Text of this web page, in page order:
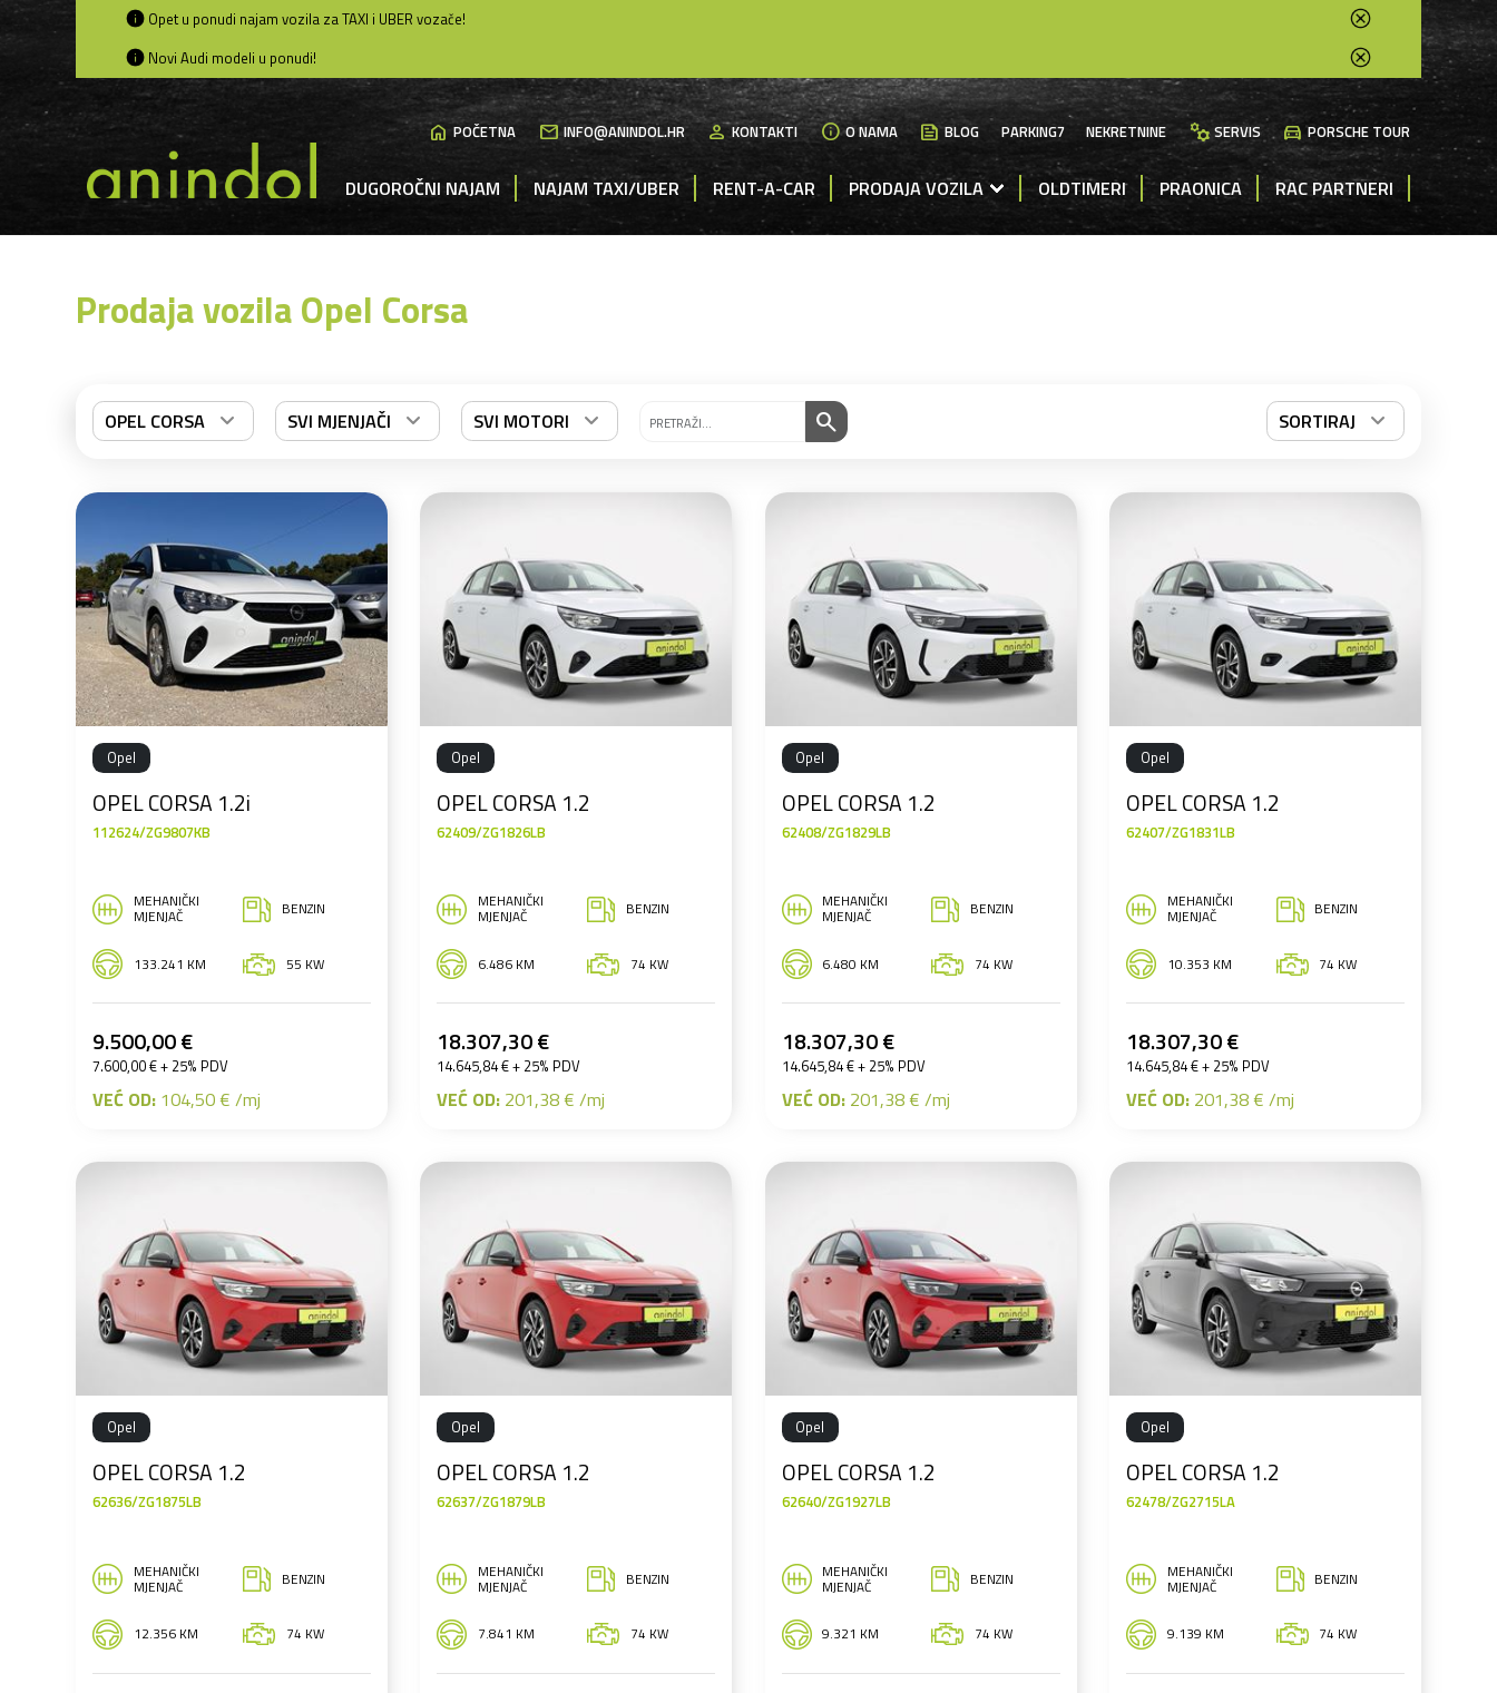
Opet u ponudi najam vozila za TAXI i UBER vozače!
Novi Audi modeli u ponudi!
homePOČETNA mailINFO@ANINDOL.HR personKONTAKTI infoO NAMA NewsBLOG PARKING7 NEKRETNINE manufacturingSERVIS directions_car PORSCHE TOUR
DUGOROČNI NAJAM NAJAM TAXI/UBER RENT-A-CAR PRODAJA VOZILA OLDTIMERI PRAONICA RAC PARTNERI
Prodaja vozila Opel Corsa
OPEL CORSA SVI MJENJAČI SVI MOTORI search SORTIRAJ
Opel
OPEL CORSA 1.2i
112624/ZG9807KB
MEHANIČKI
MJENJAČ BENZIN
133.241 KM 55 KW
9.500,00 €
7.600,00 € + 25% PDV
VEĆ OD: 104,50 € /mj
Opel
OPEL CORSA 1.2
62409/ZG1826LB
MEHANIČKI
MJENJAČ BENZIN
6.486 KM 74 KW
18.307,30 €
14.645,84 € + 25% PDV
VEĆ OD: 201,38 € /mj
Opel
OPEL CORSA 1.2
62408/ZG1829LB
MEHANIČKI
MJENJAČ BENZIN
6.480 KM 74 KW
18.307,30 €
14.645,84 € + 25% PDV
VEĆ OD:201,38 € /mj
Opel
OPEL CORSA 1.2
62407/ZG1831LB
MEHANIČKI
MJENJAČ BENZIN
10.353 KM 74 KW
18.307,30 €
14.645,84 € + 25% PDV
VEĆ OD:201,38 € /mj
Opel
OPEL CORSA 1.2
62636/ZG1875LB
MEHANIČKI
MJENJAČ BENZIN
12.356 KM 74 KW
Opel
OPEL CORSA 1.2
62637/ZG1879LB
MEHANIČKI
MJENJAČ BENZIN
7.841 KM 74 KW
Opel
OPEL CORSA 1.2
62640/ZG1927LB
MEHANIČKI
MJENJAČ BENZIN
9.321 KM 74 KW
Opel
OPEL CORSA 1.2
62478/ZG2715LA
MEHANIČKI
MJENJAČ BENZIN
9.139 KM 74 KW